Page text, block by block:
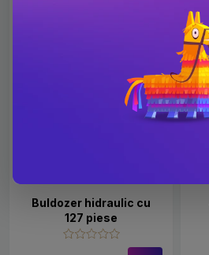
Buldozer hidraulic cu
127 piese